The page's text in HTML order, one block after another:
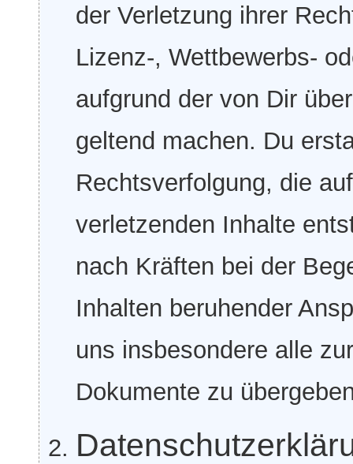
der Verletzung ihrer
Lizenz-, Wettbewerbs-
aufgrund der von Dir
geltend machen. Du
Rechtsverfolgung, die
verletzenden Inhalte
nach Kräften bei der
Inhalten beruhender
uns insbesondere alle
Dokumente zu